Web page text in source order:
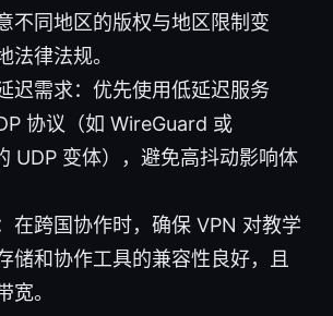
不同地区的版权与地区限制变
法律法规。
迟需求：优先使用低延迟服务
协议（如 WireGuard 或
UDP 变体），避免高抖动影响体
在跨国协作时，确保 VPN 对教学
储和协作工具的兼容性良好，且
宽。